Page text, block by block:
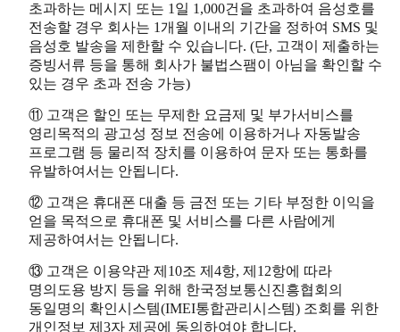
초과하는 메시지 또는 1일 1,000건을 초과하여 음성호를
전송할 경우 회사는 1개월 이내의 기간을 정하여 SMS 및
음성호 발송을 제한할 수 있습니다. (단, 고객이 제출하는
증빙서류 등을 통해 회사가 불법스팸이 아님을 확인할 수
있는 경우 초과 전송 가능)
⑪ 고객은 할인 또는 무제한 요금제 및 부가서비스를
영리목적의 광고성 정보 전송에 이용하거나 자동발송
프로그램 등 물리적 장치를 이용하여 문자 또는 통화를
유발하여서는 안됩니다.
⑫ 고객은 휴대폰 대출 등 금전 또는 기타 부정한 이익을
얻을 목적으로 휴대폰 및 서비스를 다른 사람에게
제공하여서는 안됩니다.
⑬ 고객은 이용약관 제10조 제4항, 제12항에 따라
명의도용 방지 등을 위해 한국정보통신진흥협회의
동일명의 확인시스템(IMEI통합관리시스템) 조회를 위한
개인정보 제3자 제공에 동의하여야 합니다.